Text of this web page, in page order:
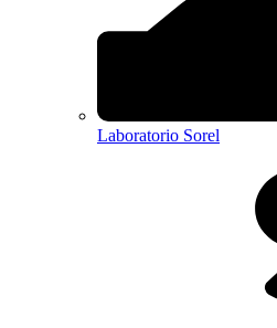
Laboratorio Sorel